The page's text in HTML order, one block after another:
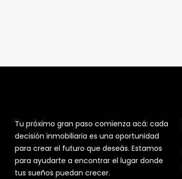
Tu próximo gran paso comienza acá: cada
decisión inmobiliaria es una oportunidad
para crear el futuro que deseás. Estamos
para ayudarte a encontrar el lugar donde
tus sueños puedan crecer.